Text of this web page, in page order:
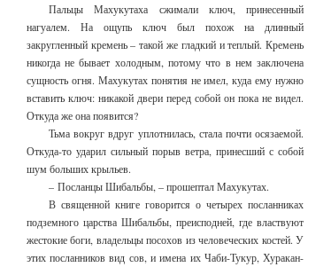
Пальцы Махукутаха сжимали ключ, принесенный
нагуалем. На ощупь ключ был похож на длинный
закругленный кремень – такой же гладкий и теплый. Кремень
никогда не бывает холодным, потому что в нем заключена
сущность огня. Махукутах понятия не имел, куда ему нужно
вставить ключ: никакой двери перед собой он пока не видел.
Откуда же она появится?
Тьма вокруг вдруг уплотнилась, стала почти осязаемой.
Откуда-то ударил сильный порыв ветра, принесший с собой
шум больших крыльев.
– Посланцы Шибальбы, – прошептал Махукутах.
В священной книге говорится о четырех посланниках
подземного царства Шибальбы, преисподней, где властвуют
жестокие боги, владельцы посохов из человеческих костей. У
этих посланников вид сов, и имена их Чаби-Тукур, Хуракан-